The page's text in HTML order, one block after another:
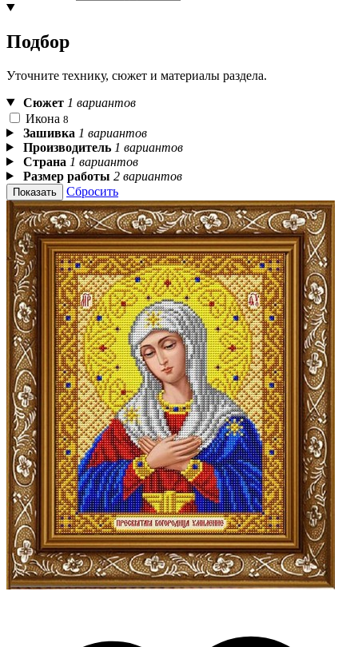
Подбор
Уточните технику, сюжет и материалы раздела.
Сюжет 1 вариантов
Икона 8
Зашивка 1 вариантов
Производитель 1 вариантов
Страна 1 вариантов
Размер работы 2 вариантов
Показать Сбросить